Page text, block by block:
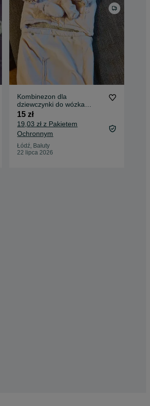
Kombinezon dla
dziewczynki do wózka
cieplutki
15 zł
19,03 zł z Pakietem
Ochronnym
Łódź, Bałuty
22 lipca 2026